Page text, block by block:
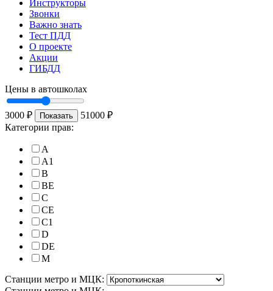
Инструкторы
Звонки
Важно знать
Тест ПДД
О проекте
Акции
ГИБДД
Цены в автошколах
3000 ₽ Показать 51000 ₽
Категории прав:
A
A1
B
BE
C
CE
C1
D
DE
M
Станции метро и МЦК: